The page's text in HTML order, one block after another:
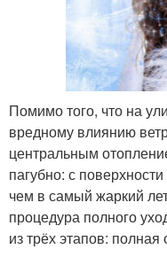
Помимо того, что на
вредному влиянию
центральным
пагубно: с
чем в самый жаркий
процедура полного
из трёх этапов: